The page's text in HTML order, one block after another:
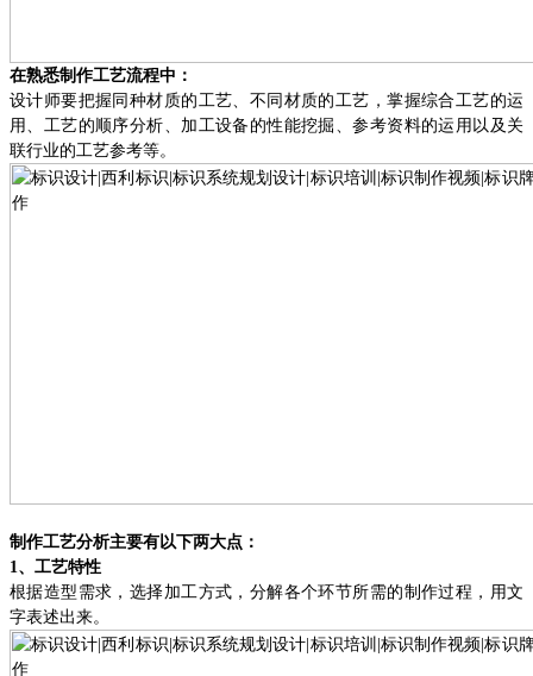
在熟悉制作工艺流程中：
设计师要把握同种材质的工艺、不同材质的工艺，掌握综合工艺的运
用、工艺的顺序分析、加工设备的性能挖掘、参考资料的运用以及关
联行业的工艺参考等。
制作工艺分析主要有以下两大点：
1、 工艺特性
根据造型需求，选择加工方式，分解各个环节所需的制作过程，用文
字表述出来。